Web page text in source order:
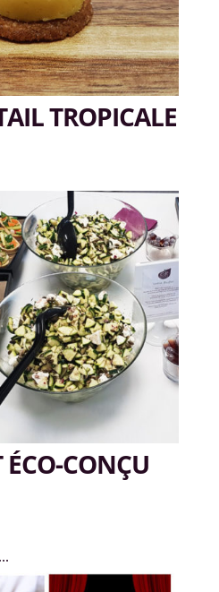
TROPICALE
CONÇU